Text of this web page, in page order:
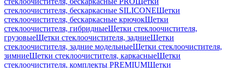
стеклоочистителя, бескаркасные SILICONEЩетки
стеклоочистителя, бескаркасные крючокЩетки
стеклоочистителя, гибридныеЩетки стеклоочистителя,
грузовыеЩетки стеклоочистителя, задниеЩетки
стеклоочистителя, задние модельныеЩетки стеклоочистителя,
зимниеЩетки стеклоочистителя, каркасныеЩетки
стеклоочистителя, комплекты PREMIUMЩетки